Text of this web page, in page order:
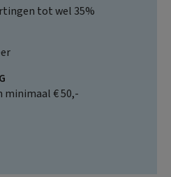
tot wel 35%
minimaal € 50,-